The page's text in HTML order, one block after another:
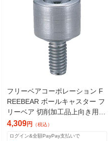
フリーベアコーポレーション F
REEBEAR ボールキャスター フ
リーベア 切削加工品上向き用
オールステンレス製 Sー3H 1個
（直送品）
4,309円 （税込）
ログイン&全額PayPay支払いで